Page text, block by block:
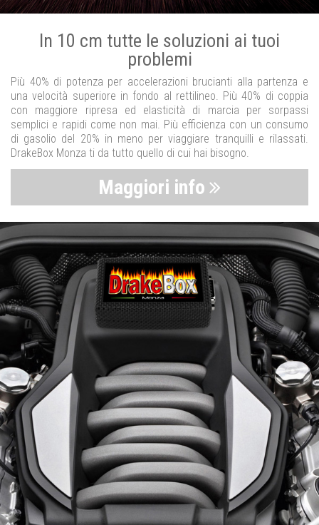
In 10 cm tutte le soluzioni ai tuoi
problemi
Più 40% di potenza per accelerazioni brucianti alla partenza e
una velocità superiore in fondo al rettilineo. Più 40% di coppia
con maggiore ripresa ed elasticità di marcia per sorpassi
semplici e rapidi come non mai. Più efficienza con un consumo
di gasolio del 20% in meno per viaggiare tranquilli e rilassati.
DrakeBox Monza ti da tutto quello di cui hai bisogno.
Maggiori info